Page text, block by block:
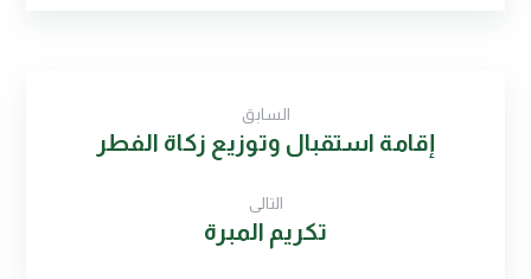
السابق
إقامة استقبال وتوزيع زكاة الفطر
التالى
تكريم المبرة